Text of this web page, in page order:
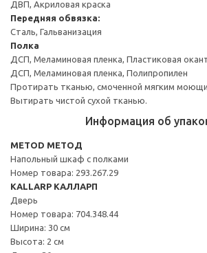
ДВП, Акриловая краска
Передняя обвязка:
Сталь, Гальванизация
Полка
ДСП, Меламиновая пленка, Пластиковая
ДСП, Меламиновая пленка, Полипропилен
Протирать тканью, смоченной мягким
Вытирать чистой сухой тканью.
Информация об
METOD МЕТОД
Напольный шкаф с полками
Номер товара: 293.267.29
KALLARP КАЛЛАРП
Дверь
Номер товара: 704.348.44
Ширина: 30 см
Высота: 2 см